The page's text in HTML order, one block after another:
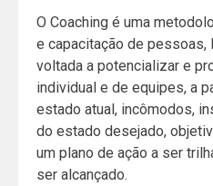
O Coaching é uma
e capacitação de pessoas,
voltada a potencializar e
individual e de equipes, a
estado atual, incômodos,
do estado desejado,
um plano de ação a ser
ser alcançado.